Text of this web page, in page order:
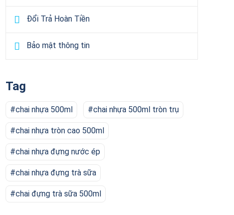
Đổi Trả Hoàn Tiền
Bảo mật thông tin
Tag
chai nhựa 500ml chai nhựa 500ml tròn trụ
chai nhựa tròn cao 500ml
chai nhựa đựng nước ép
chai nhựa đựng trà sữa
chai đựng trà sữa 500ml